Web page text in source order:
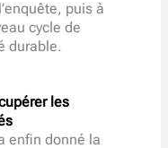
puis à
cycle de
durable.
les
enfin donné la